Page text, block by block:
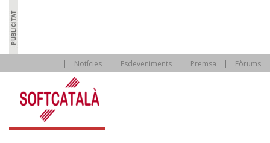
Notícies Esdeveniments Premsa Fòrums